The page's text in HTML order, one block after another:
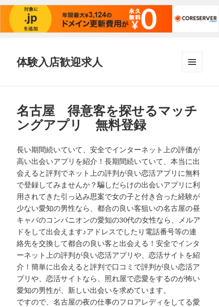
体験入店歓迎求人
名古屋 得意客を探せるマッチ
ングアプリ 無料登録
長い期間続いていて、安全でインターネット上の評価が
高い出会いアプリを紹介！長期間続いていて、本当に出
会えると評判でネット上の評判が良い恋活アプリに無料
で登録してみませんか？騙しだらけの出会いアプリに利
用されてきた引っ込み思案で女の子と付き合った経験が
少ない愛知の男性なら、都合の良い客狙いの名古屋の昼
キャバのコンパニオンの愛知の30代の女性なら、メルア
ドをして出会えます♪アドレスでしたり電話番号等の連
絡先を交換して都合の良い客と出会える！安全でインタ
ーネット上の評判が良い恋活アプリや、恋活サイトを紹
介！簡単に出会えると評判で口コミで評判が良い恋活ア
プリや、恋活サイトなら、照れ屋で恋愛をするのが怖い
愛知の男性が、新しい出会いを求めています。
ですので、名古屋の夜の仕事のフロアレディをしてる愛